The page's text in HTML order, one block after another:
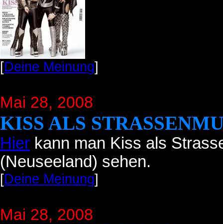
[Deine Meinung]
Mai 28, 2008
KISS ALS
Hier kann man Kiss als
(Neuseeland) sehen.
[Deine Meinung]
Mai 28, 2008